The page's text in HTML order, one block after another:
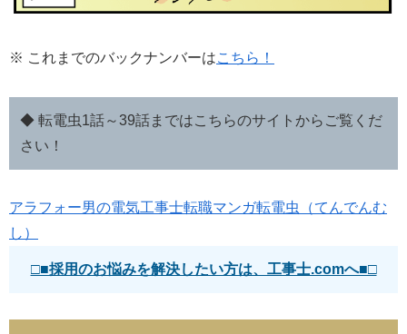
※ これまでのバックナンバーはこちら！
◆ 転電虫1話～39話まではこちらのサイトからご覧くだ
さい！
アラフォー男の電気工事士転職マンガ転電虫（てんでんむ
し）
□■採用のお悩みを解決したい方は、工事士.comへ■□